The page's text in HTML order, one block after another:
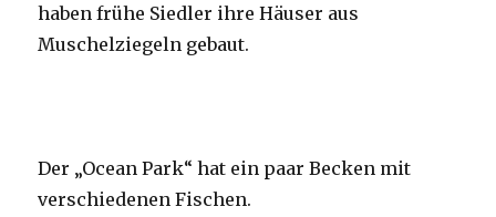
haben frühe Siedler ihre Häuser aus
Muschelziegeln gebaut.
Der „Ocean Park“ hat ein paar Becken mit
verschiedenen Fischen.